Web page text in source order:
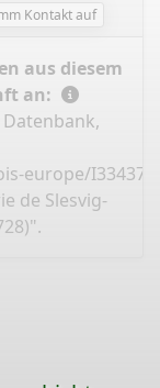
Kontakt auf
aus diesem
an:
europe/
de Slesvig-